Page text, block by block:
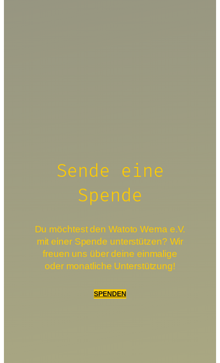
Sende eine
Spende
Du möchtest den Watoto Wema e.V.
mit einer Spende unterstützen? Wir
freuen uns über deine einmalige
oder monatliche Unterstützung!
SPENDEN